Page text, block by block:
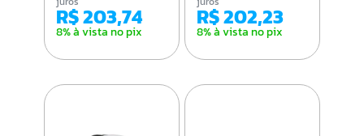
R$ 203,74
8% à vista no pix
R$ 202,23
8% à vista no pix